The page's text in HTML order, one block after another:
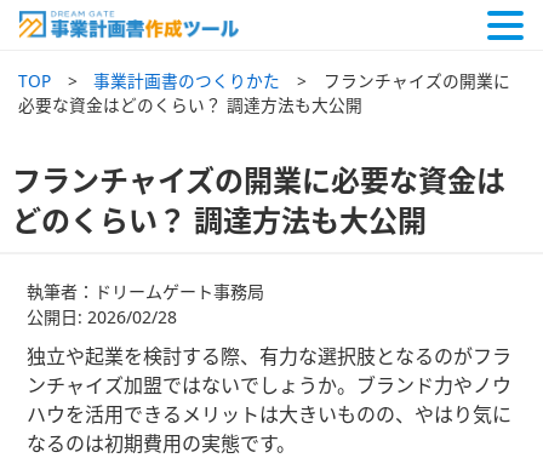
TOP 事業計画書のつくりかた
フランチャイズの開業に
必要な資金はどのくらい？ 調達方法も大公開
フランチャイズの開業に必要な資金は
どのくらい？ 調達方法も大公開
執筆者：ドリームゲート事務局
公開日: 2026/02/28
独立や起業を検討する際、有力な選択肢となるのがフラ
ンチャイズ加盟ではないでしょうか。ブランド力やノウ
ハウを活用できるメリットは大きいものの、やはり気に
なるのは初期費用の実態です。